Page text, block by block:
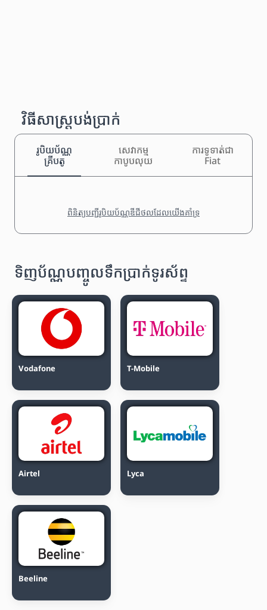
វិធីសាស្រ្តបង់ប្រាក់
រូបិយប័ណ្ណ
គ្រីបតូ
សេវាកម្ម
កាបូបលុយ
ការទូទាត់ជា
Fiat
ពិនិត្យបញ្ជីរូបិយប័ណ្ណឌីជីថលដែលយើងគាំទ្រ
ទិញប័ណ្ណបញ្ចូលទឹកប្រាក់ទូរស័ព្ទ
Vodafone T-Mobile
Airtel Lyca
Beeline